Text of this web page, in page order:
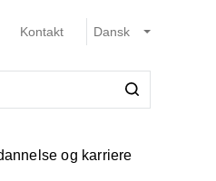
Kontakt
og karriere